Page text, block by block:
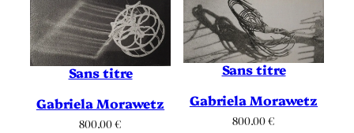
Sans titre
Gabriela Morawetz
800.00€
Sans titre
Gabriela Morawetz
800.00€